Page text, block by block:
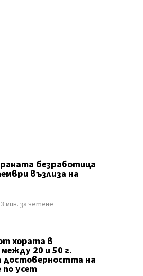
безработица
възлиза на
3 мин. за четене
хората в
20 и 50 г.
достоверността на
усет